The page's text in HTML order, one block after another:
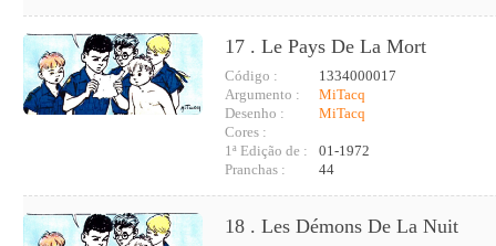
17 . Le Pays De La Mort
Código :
1334000017
Argumento :
MiTacq
Desenho :
MiTacq
Cores :
1ª Edição de :
01-1972
Pranchas :
44
18 . Les Démons De La Nuit